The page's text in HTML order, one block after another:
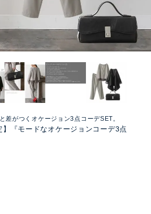
差がつくオケージョン3点コーデSET。
】『モードなオケージョンコーデ3点